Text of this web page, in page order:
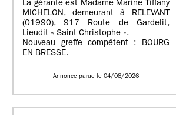
La gérante est Madame Marine Tiffany
MICHELON, demeurant à RELEVANT
(01990), 917 Route de Gardelit,
Lieudit « Saint Christophe ».
Nouveau greffe compétent : BOURG
EN BRESSE.
Annonce parue le 04/08/2026